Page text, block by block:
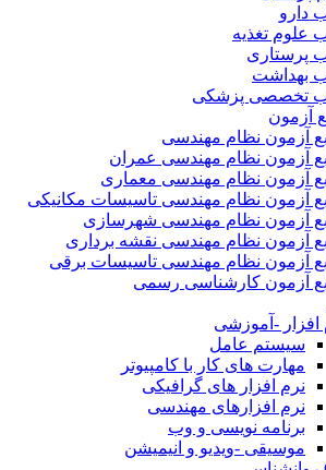
دارو
علوم تغذیه
پرستاری
بهداشت
تخصصی پزشکی
آزمون
آزمون نظام مهندسی
آزمون نظام مهندسی عمران
آزمون نظام مهندسی معماری
آزمون نظام مهندسی تاسیسات مکانیکی
آزمون نظام مهندسی شهرسازی
آزمون نظام مهندسی نقشه برداری
آزمون نظام مهندسی تاسیسات برقی
آزمون کارشناسی رسمی
افزار -آموزشی
سیستم عامل
مهارت های کار با کامپیوتر
نرم افزار های گرافیکی
نرم افزارهای مهندسی
برنامه نویسی و وب
موسیقی -ویدیو و انیمیشن